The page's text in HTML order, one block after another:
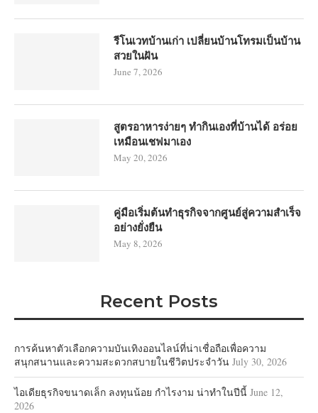
รีโนเวทบ้านเก่า เปลี่ยนบ้านโทรมเป็นบ้าน
สวยในฝัน
June 7, 2026
สูตรอาหารง่ายๆ ทำกินเองที่บ้านได้ อร่อย
เหมือนเชฟมาเอง
May 20, 2026
คู่มือเริ่มต้นทำธุรกิจจากศูนย์สู่ความสำเร็จ
อย่างยั่งยืน
May 8, 2026
Recent Posts
การค้นหาตัวเลือกความบันเทิงออนไลน์ที่น่าเชื่อถือเพื่อความ
สนุกสนานและความสะดวกสบายในชีวิตประจำวัน July 30, 2026
ไอเดียธุรกิจขนาดเล็ก ลงทุนน้อย กำไรงาม น่าทำในปีนี้ June 12,
2026